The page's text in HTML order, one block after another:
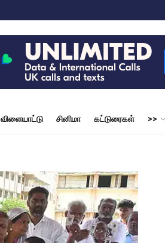
விளையாட்டு சினிமா கட்டுரைகள் >>